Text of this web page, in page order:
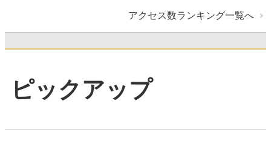
アクセス数ランキング一覧へ
ピックアップ